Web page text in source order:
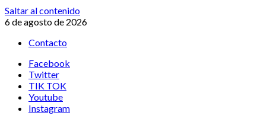
Saltar al contenido
6 de agosto de 2026
Contacto
Facebook
Twitter
TIK TOK
Youtube
Instagram